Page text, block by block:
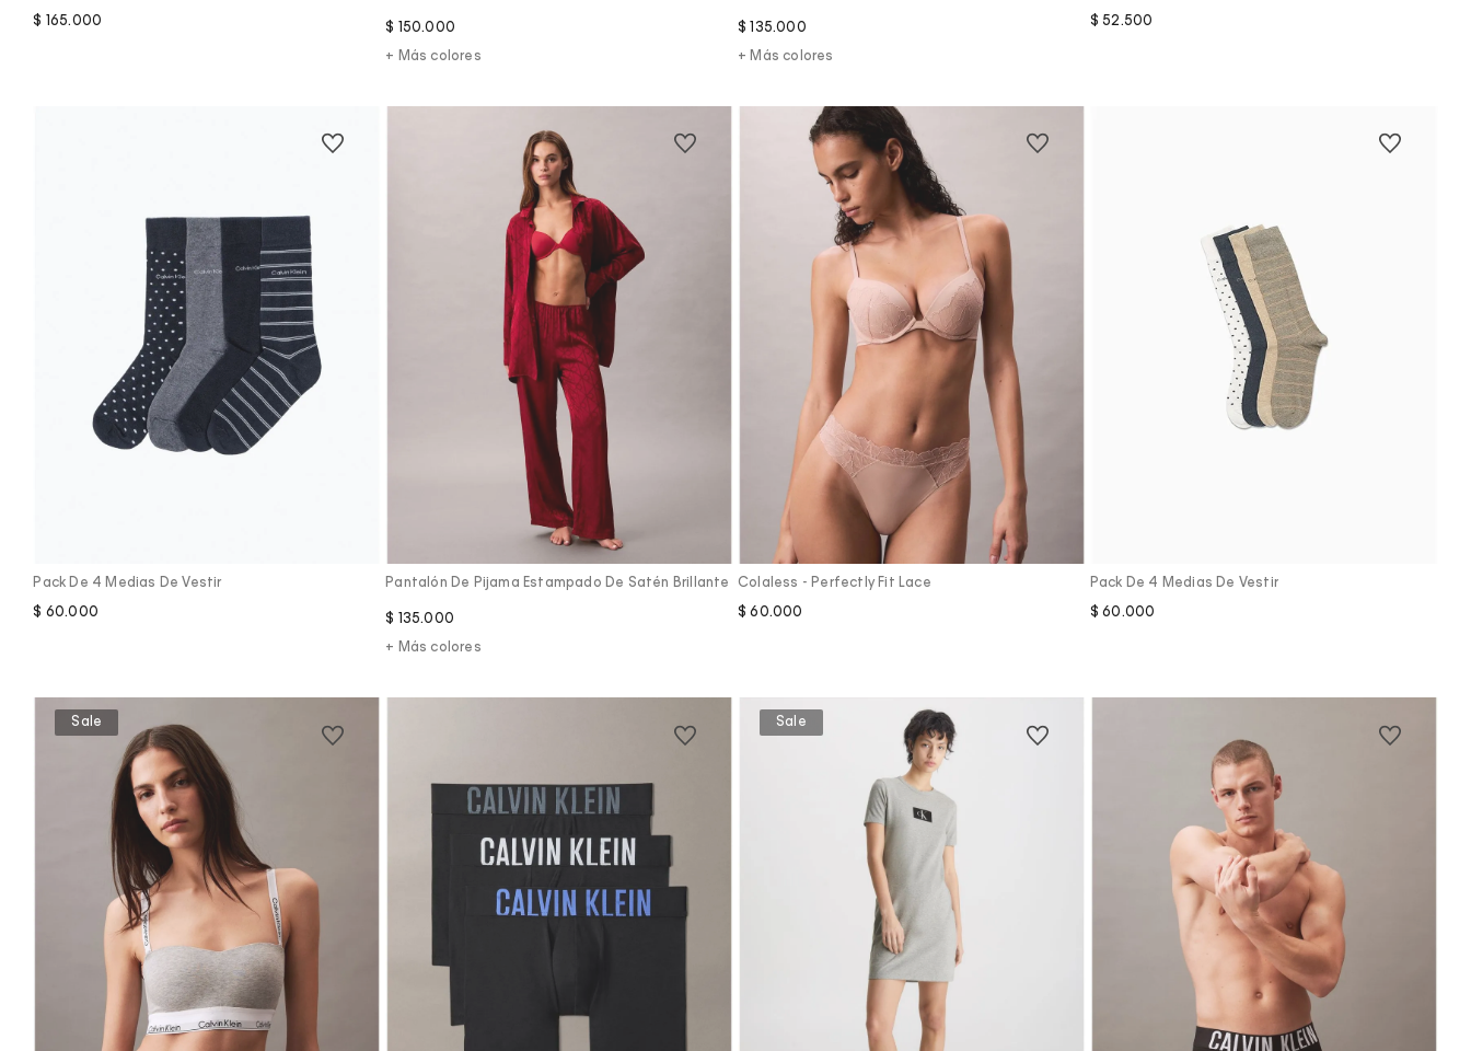
$ 165.000 $ 150.000
+ Más colores
$ 135.000
+ Más colores
$ 52.500
Pack De 4 Medias De Vestir
$ 60.000
Vista Rápida
Pantalón De Pijama Estampado De Satén Brillante
$ 135.000
+ Más colores
Vista Rápida
Colaless - Perfectly Fit Lace
$ 60.000
Pack De 4 Medias De Vestir
$ 60.000